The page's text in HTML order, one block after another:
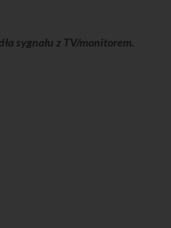
sygnału z TV/monitorem.